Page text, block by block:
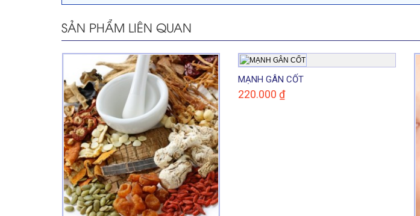
SẢN PHẨM LIÊN QUAN
MẠNH GÂN CỐT
220.000 ₫